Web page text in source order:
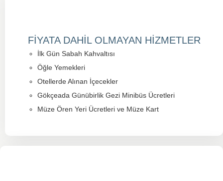
FİYATA DAHİL OLMAYAN HİZMETLER
İlk Gün Sabah Kahvaltısı
Öğle Yemekleri
Otellerde Alınan İçecekler
Gökçeada Günübirlik Gezi Minibüs Ücretleri
Müze Ören Yeri Ücretleri ve Müze Kart